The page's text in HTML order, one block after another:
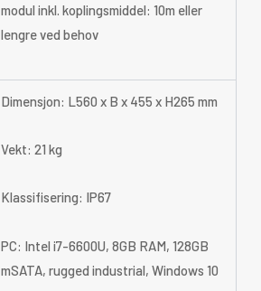
modul inkl. koplingsmiddel: 10m eller
lengre ved behov
Dimensjon: L560 x B x 455 x H265 mm
Vekt: 21 kg
Klassifisering: IP67
PC: Intel i7-6600U, 8GB RAM, 128GB
mSATA, rugged industrial, Windows 10